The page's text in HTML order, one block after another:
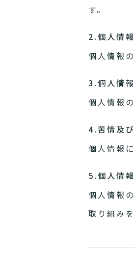
す。
2.個人情
個人情報
3.個人情
個人情報
4.苦情及
個人情報
5.個人情
個人情報
取り組み